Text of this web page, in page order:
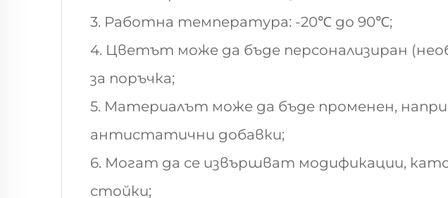
3. Работна температура: -20℃ до 90℃;
4. Цветът може да бъде персонализиран
за поръчка;
5. Материалът може да бъде променен,
антистатични добавки;
6. Могат да се извършват модификации,
стойки;